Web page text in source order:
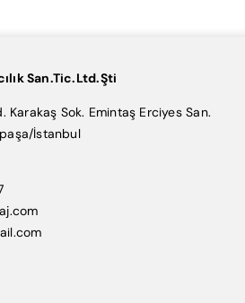
San.Tic.Ltd.Şti
Karakaş Sok. Emintaş Erciyes San.
İstanbul